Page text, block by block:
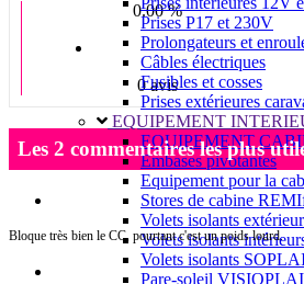
Prises P17 et 230V
Prolongateurs et
Câbles électriques
Fusibles et cosses
Prises extérieures
EQUIPEMENT
EQUIPEMENT
Embases pivotantes
Equipement pour la
Stores de cabine
Volets isolants
Volets isolants
Volets isolants
Pare-soleil
0.00 %
0 avis
Les 2 commentaires les plus
Bloque très bien le CC, pourtant c'est un poids lourd.